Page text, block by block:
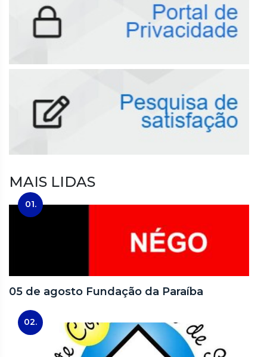
MAIS LIDAS
01.
05 de agosto Fundação da Paraíba
02.